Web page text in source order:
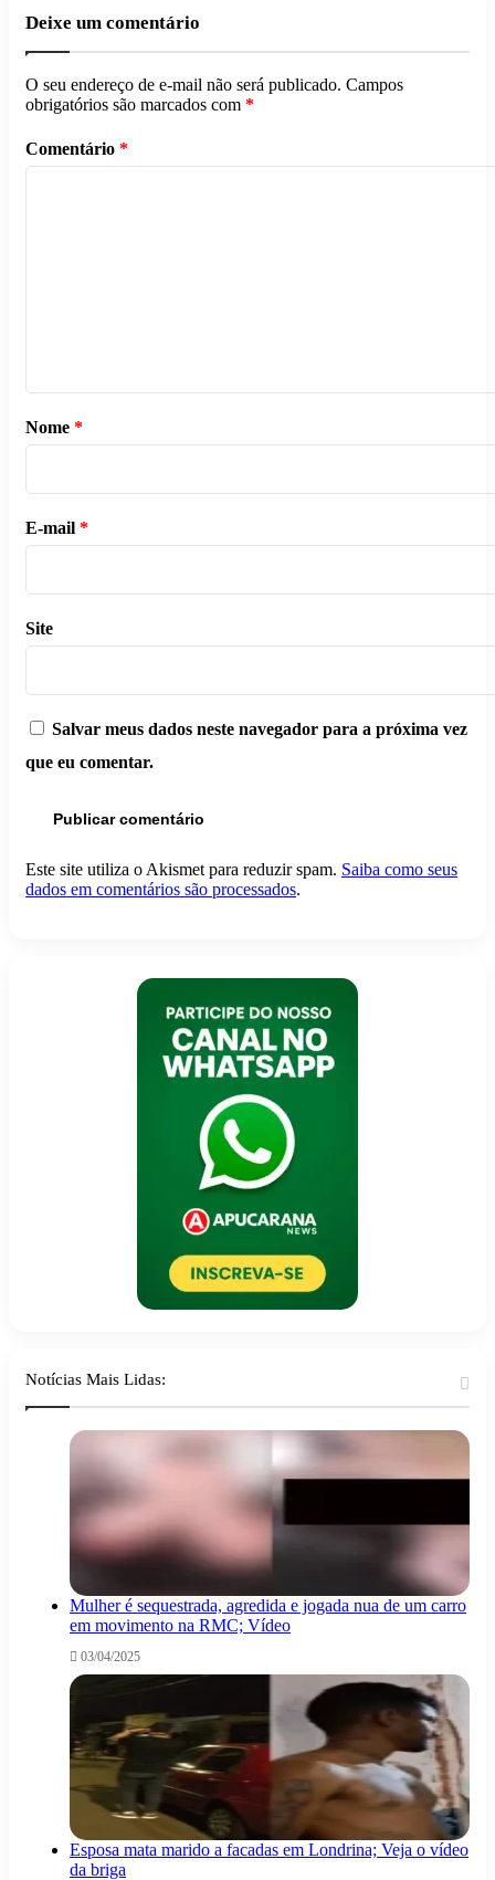
Deixe um comentário
O seu endereço de e-mail não será publicado. Campos
obrigatórios são marcados com *
Comentário *
Nome *
E-mail *
Site
Salvar meus dados neste navegador para a próxima vez
que eu comentar.
Este site utiliza o Akismet para reduzir spam. Saiba como seus
dados em comentários são processados.
Notícias Mais Lidas:
Mulher é sequestrada, agredida e jogada nua de um carro
em movimento na RMC; Vídeo
03/04/2025
Esposa mata marido a facadas em Londrina; Veja o vídeo
da briga